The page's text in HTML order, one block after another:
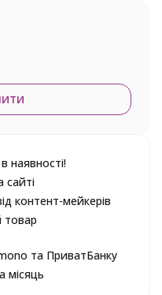
наявності!
сайті
контент-мейкерів
товар
та ПриватБанку
місяць